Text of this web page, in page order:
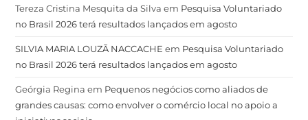
Tereza Cristina Mesquita da Silva em Pesquisa Voluntariado
no Brasil 2026 terá resultados lançados em agosto
SILVIA MARIA LOUZÃ NACCACHE em Pesquisa Voluntariado
no Brasil 2026 terá resultados lançados em agosto
Geórgia Regina em Pequenos negócios como aliados de
grandes causas: como envolver o comércio local no apoio a